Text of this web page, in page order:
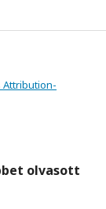
Attribution-
olvasott